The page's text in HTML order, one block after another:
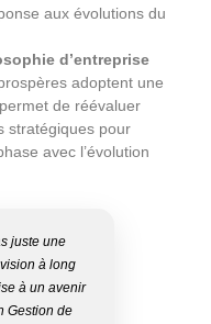
aux évolutions du
d’entreprise
adoptent une
de réévaluer
stratégiques pour
avec l’évolution
juste une
à long
à un avenir
Gestion de